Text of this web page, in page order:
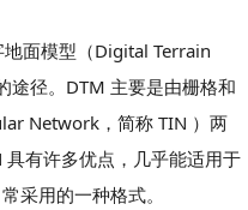
面模型（Digital Terrain
途径。DTM 主要是由栅格和
Network，简称 TIN ）两
有许多优点，几乎能适用于
采用的一种格式。